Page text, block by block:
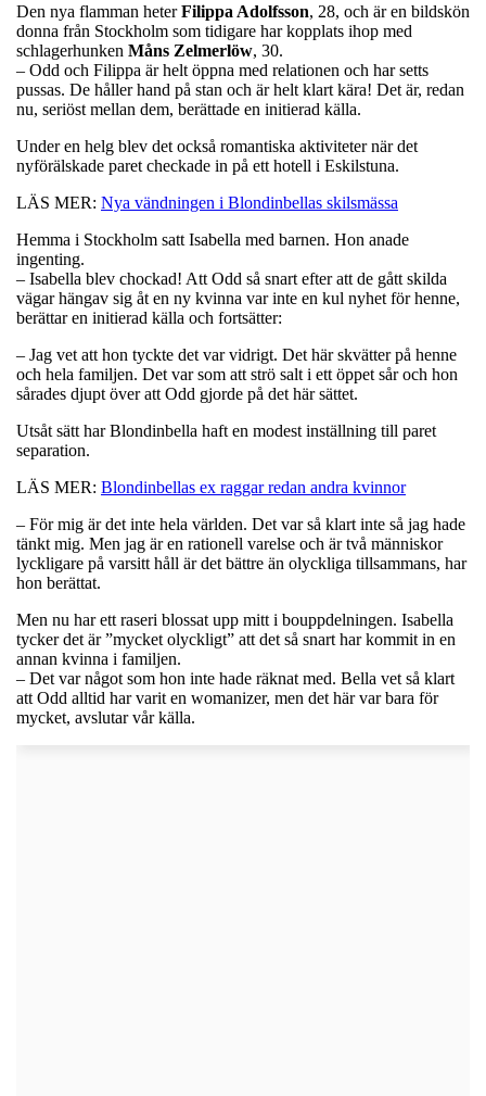
Den nya flamman heterFilippa Adolfsson, 28, och är en bildskön
donna från Stockholm som tidigare har kopplats ihop med
schlagerhunken Måns Zelmerlöw, 30.
– Odd och Filippa är helt öppna med relationen och har setts
pussas. De håller hand på stan och är helt klart kära! Det är, redan
nu, seriöst mellan dem, berättade en initierad källa.
Under en helg blev det också romantiska aktiviteter när det
nyförälskade paret checkade in på ett hotell i Eskilstuna.
LÄS MER: Nya vändningen i Blondinbellas skilsmässa
Hemma i Stockholm satt Isabella med barnen. Hon anade
ingenting.
– Isabella blev chockad! Att Odd så snart efter att de gått skilda
vägar hängav sig åt en ny kvinna var inte en kul nyhet för henne,
berättar en initierad källa och fortsätter:
– Jag vet att hon tyckte det var vidrigt. Det här skvätter på henne
och hela familjen. Det var som att strö salt i ett öppet sår och hon
sårades djupt över att Odd gjorde på det här sättet.
Utsåt sätt har Blondinbella haft en modest inställning till paret
separation.
LÄS MER: Blondinbellas ex raggar redan andra kvinnor
– För mig är det inte hela världen. Det var så klart inte så jag hade
tänkt mig. Men jag är en rationell varelse och är två människor
lyckligare på varsitt håll är det bättre än olyckliga tillsammans, har
hon berättat.
Men nu har ett raseri blossat upp mitt i bouppdelningen. Isabella
tycker det är ”mycket olyckligt” att det så snart har kommit in en
annan kvinna i familjen.
– Det var något som hon inte hade räknat med. Bella vet så klart
att Odd alltid har varit en womanizer, men det här var bara för
mycket, avslutar vår källa.